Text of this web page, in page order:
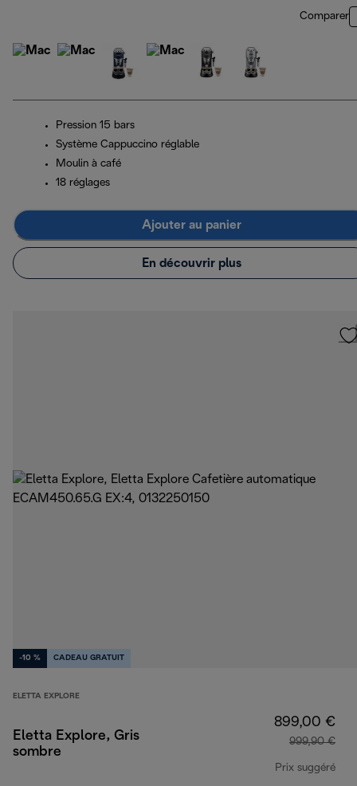
Comparer
Pression 15 bars
Système Cappuccino réglable
Moulin à café
18 réglages
Ajouter au panier
En découvrir plus
-10 % CADEAU GRATUIT
ELETTA EXPLORE
Eletta Explore, Gris
sombre
899,00 €
999,90 €
Prix suggéré